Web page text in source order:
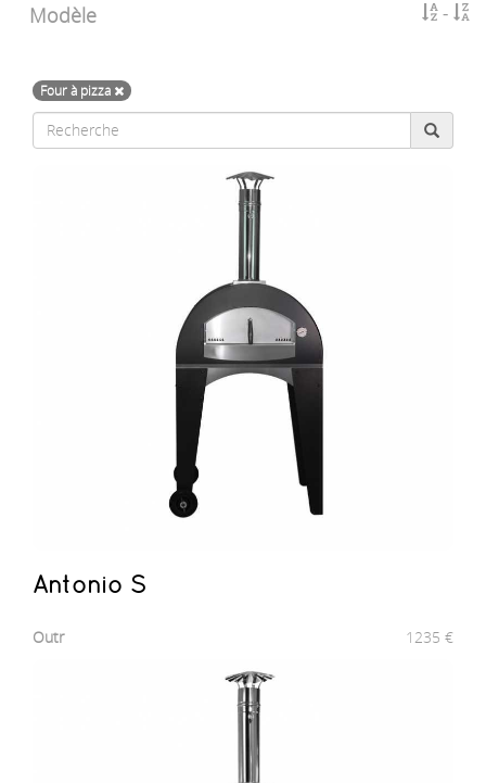
Modèle
Four à pizza
Antonio S
Outr 1235 €